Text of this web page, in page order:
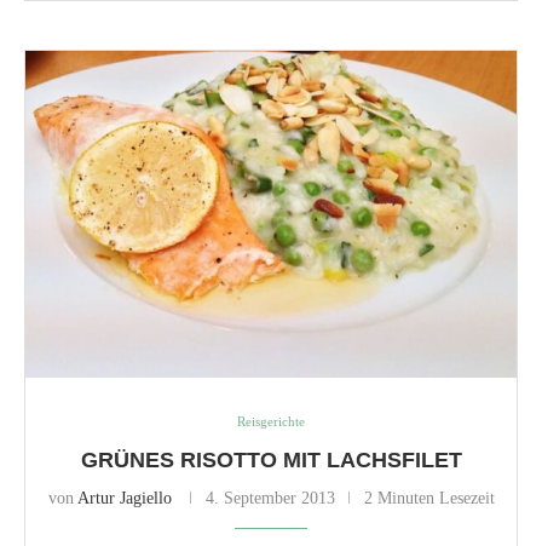
Reisgerichte
GRÜNES RISOTTO MIT LACHSFILET
von Artur Jagiello 4. September 2013 2 Minuten Lesezeit